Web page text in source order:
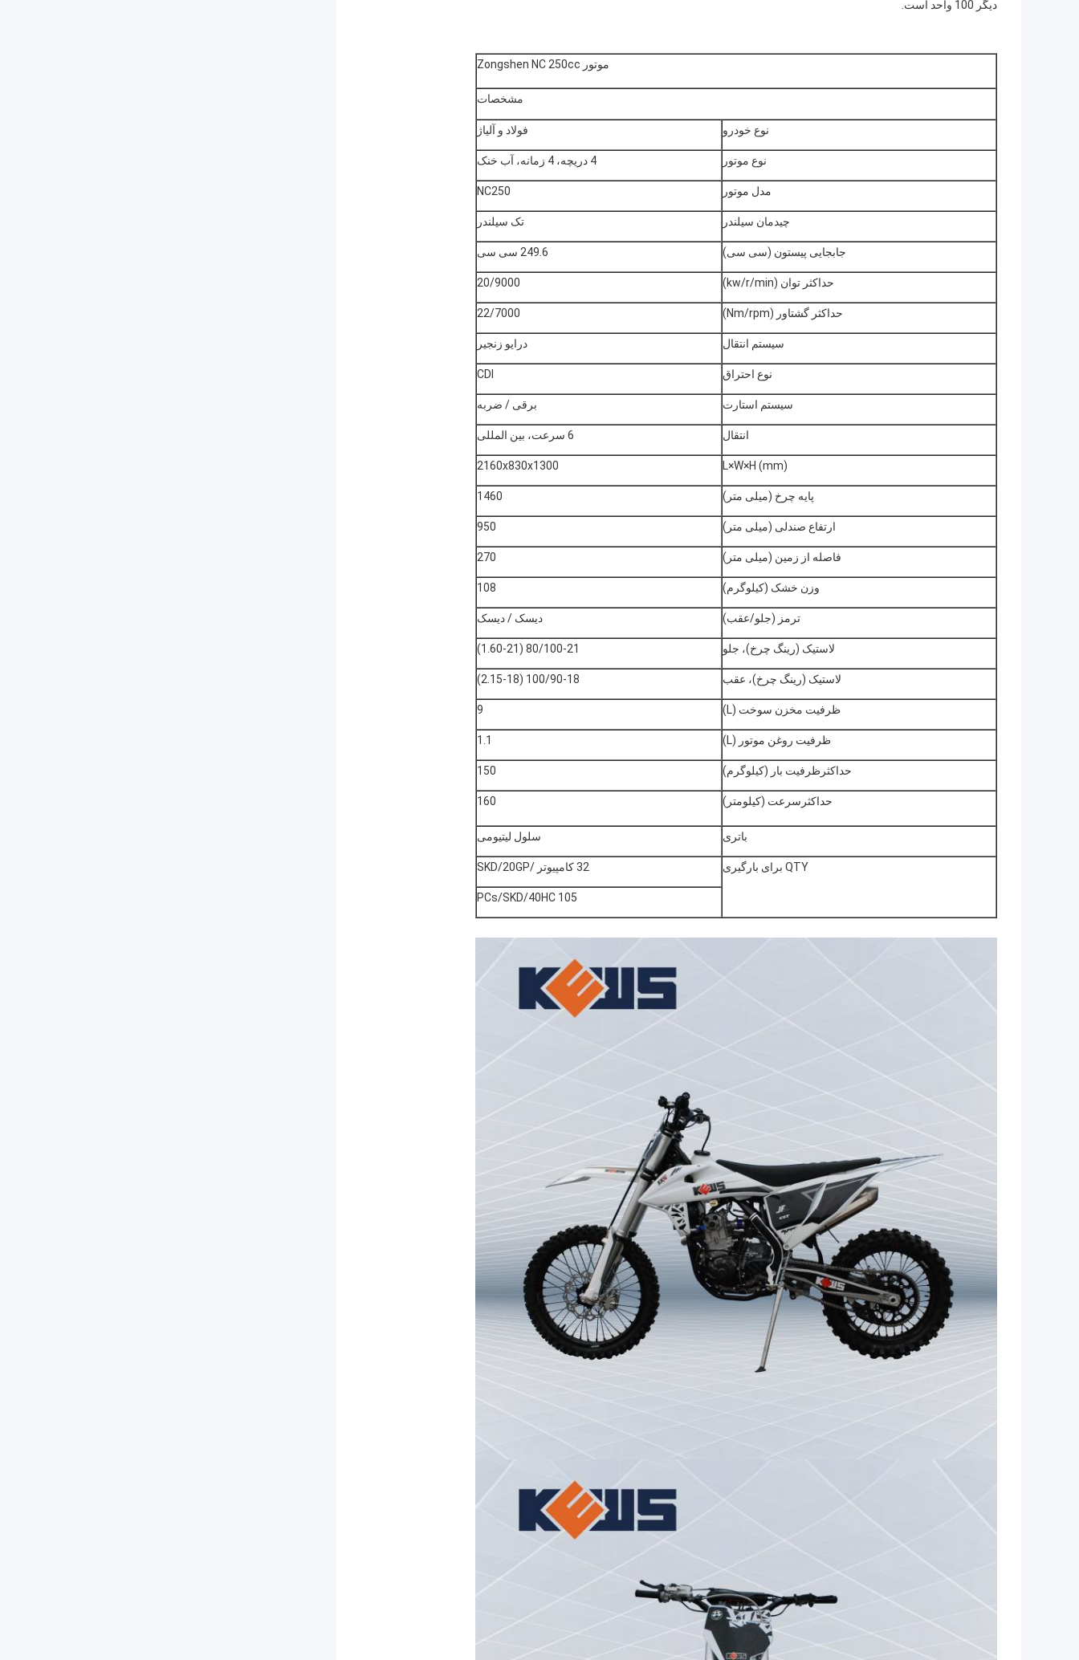
دیگر 100 واحد است.
موتور Zongshen NC 250cc
مشخصات
نوع خودرو فولاد و آلیاژ
نوع موتور 4 دریچه، 4 زمانه، آب خنک
مدل موتور NC250
چیدمان سیلندر تک سیلندر
جابجایی پیستون (سی سی) 249.6 سی سی
حداکثر توان (kw/r/min) 20/9000
حداکثر گشتاور (Nm/rpm) 22/7000
سیستم انتقال درایو زنجیر
نوع احتراق CDI
سیستم استارت برقی / ضربه
انتقال 6 سرعت، بین المللی
L×W×H (mm)
2160x830x1300
پایه چرخ (میلی متر) 1460
ارتفاع صندلی (میلی متر) 950
فاصله از زمین (میلی متر) 270
وزن خشک (کیلوگرم) 108
ترمز (جلو/عقب) دیسک / دیسک
لاستیک (رینگ چرخ)، جلو 80/100-21 (1.60-21)
لاستیک (رینگ چرخ)، عقب 100/90-18 (2.15-18)
ظرفیت مخزن سوخت (L) 9
ظرفیت روغن موتور (L) 1.1
حداکثرظرفیت بار (کیلوگرم) 150
حداکثرسرعت (کیلومتر) 160
باتری سلول لیتیومی
QTY برای بارگیری 32 کامپیوتر /SKD/20GP
105 PCs/SKD/40HC